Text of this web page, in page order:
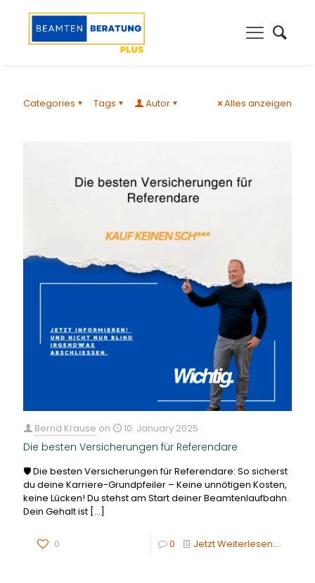
Categories Tags Autor Alles anzeigen
Bernd Krause on 10. January 2025
Die besten Versicherungen für Referendare
🛡️ Die besten Versicherungen für Referendare: So sicherst
du deine Karriere-Grundpfeiler – Keine unnötigen Kosten,
keine Lücken! Du stehst am Start deiner Beamtenlaufbahn.
Dein Gehalt ist […]
0 0 Jetzt Weiterlesen....